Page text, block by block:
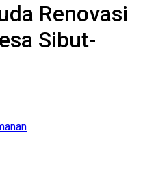
Renovasi
Sibut-